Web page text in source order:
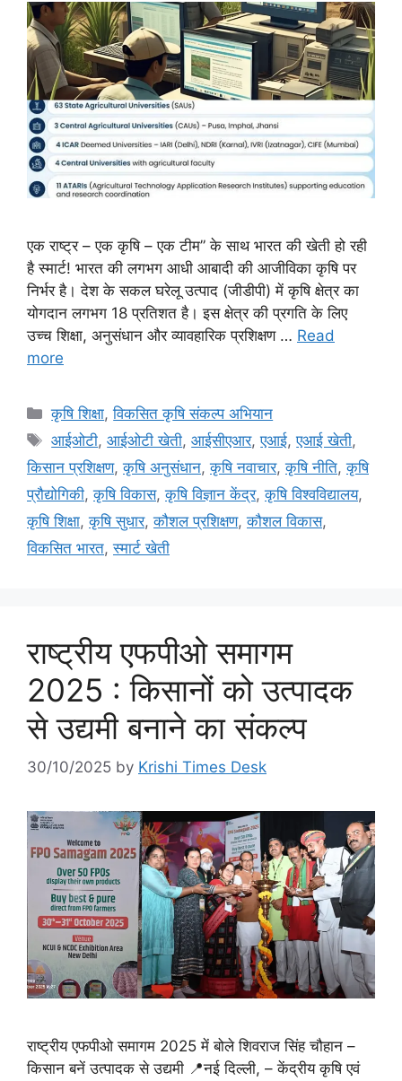
एक राष्ट्र – एक कृषि – एक टीम” के साथ भारत की खेती हो रही
है स्मार्ट! भारत की लगभग आधी आबादी की आजीविका कृषि पर
निर्भर है। देश के सकल घरेलू उत्पाद (जीडीपी) में कृषि क्षेत्र का
योगदान लगभग 18 प्रतिशत है। इस क्षेत्र की प्रगति के लिए
उच्च शिक्षा, अनुसंधान और व्यावहारिक प्रशिक्षण … Read
more
कृषि शिक्षा,विकसित कृषि संकल्प अभियान
आईओटी,आईओटी खेती,आईसीएआर,एआई,एआई खेती,
किसान प्रशिक्षण,कृषि अनुसंधान,कृषि नवाचार,कृषि नीति,कृषि
प्रौद्योगिकी,कृषि विकास,कृषि विज्ञान केंद्र,कृषि विश्वविद्यालय,
कृषि शिक्षा,कृषि सुधार,कौशल प्रशिक्षण,कौशल विकास,
विकसित भारत,स्मार्ट खेती
राष्ट्रीय एफपीओ समागम
2025 : किसानों को उत्पादक
से उद्यमी बनाने का संकल्प
30/10/2025 by Krishi Times Desk
राष्ट्रीय एफपीओ समागम 2025 में बोले शिवराज सिंह चौहान –
किसान बनें उत्पादक से उद्यमी 📍नई दिल्ली, – केंद्रीय कृषि एवं